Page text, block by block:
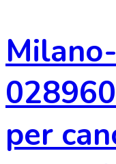
al
contenuto
per